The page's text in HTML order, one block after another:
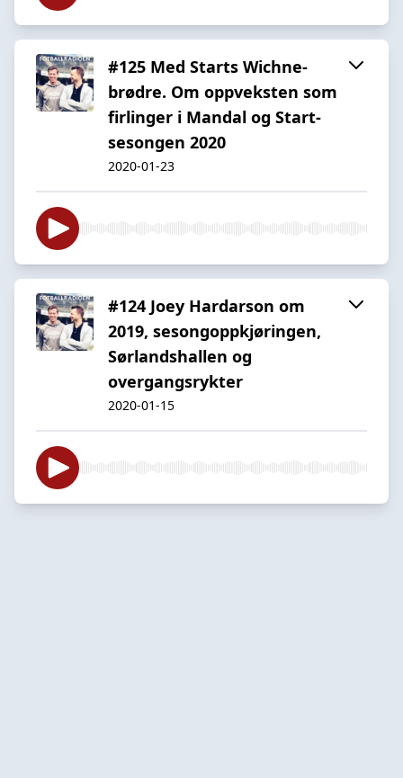
#125 Med Starts Wichne-
brødre. Om oppveksten som
firlinger i Mandal og Start-
sesongen 2020
2020-01-23
#124 Joey Hardarson om
2019, sesongoppkjøringen,
Sørlandshallen og
overgangsrykter
2020-01-15